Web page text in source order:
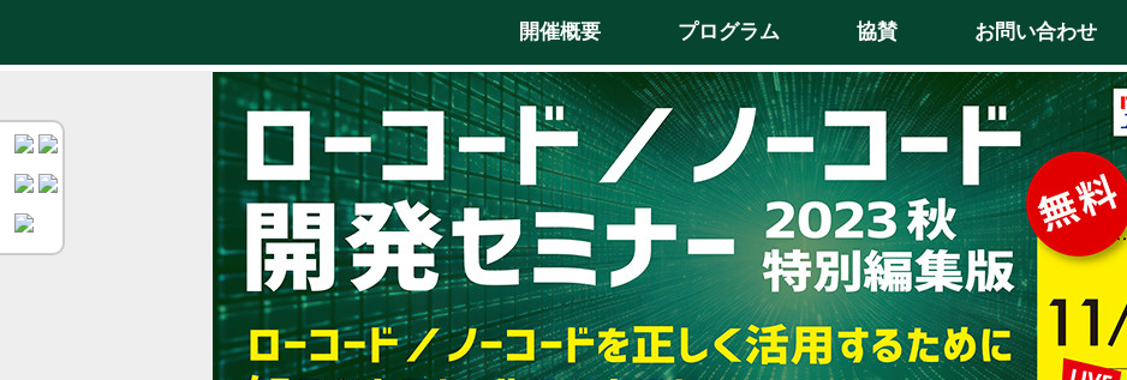
開催概要 プログラム 協賛 お問い合わせ